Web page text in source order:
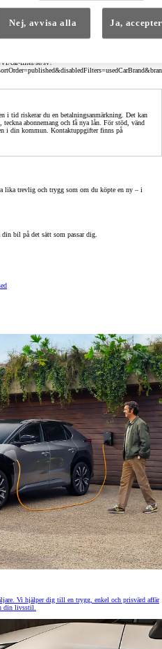
finansieringsförslag från
utförligare och individuell
car-filter/se/sv?
i tid riskerar du en betalningsanmärkning. Det kan
abonnemang och få nya lån. För stöd, vänd
i din kommun. Kontaktuppgifter finns på
lika trevlig och trygg som om du köpte en ny – i
bil på det sätt som passar dig.
Vi hjälper dig till en trygg, enkel och prisvärd affär
din livsstil.
Nej, avvisa alla Ja,